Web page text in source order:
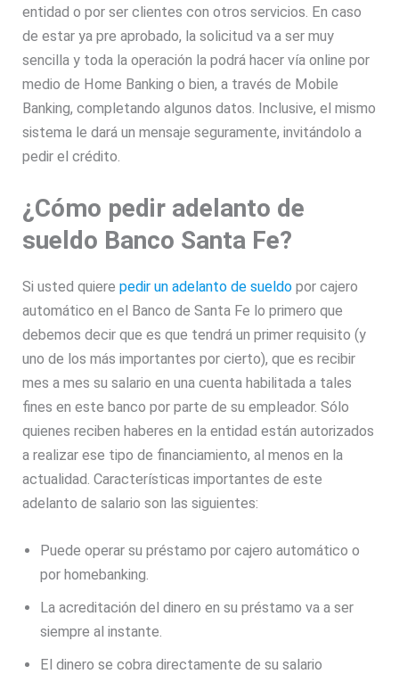
entidad o por ser clientes con otros servicios. En caso
de estar ya pre aprobado, la solicitud va a ser muy
sencilla y toda la operación la podrá hacer vía online por
medio de Home Banking o bien, a través de Mobile
Banking, completando algunos datos. Inclusive, el mismo
sistema le dará un mensaje seguramente, invitándolo a
pedir el crédito.
¿Cómo pedir adelanto de
sueldo Banco Santa Fe?
Si usted quierepedir un adelanto de sueldo por cajero
automático en el Banco de Santa Fe lo primero que
debemos decir que es que tendrá un primer requisito (y
uno de los más importantes por cierto), que es recibir
mes a mes su salario en una cuenta habilitada a tales
fines en este banco por parte de su empleador. Sólo
quienes reciben haberes en la entidad están autorizados
a realizar ese tipo de financiamiento, al menos en la
actualidad. Características importantes de este
adelanto de salario son las siguientes:
Puede operar su préstamo por cajero automático o
por homebanking.
La acreditación del dinero en su préstamo va a ser
siempre al instante.
El dinero se cobra directamente de su salario